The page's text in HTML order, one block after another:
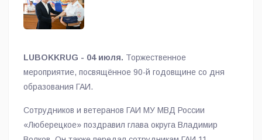
профессиональным
праздником
LUBOKKRUG - 04 июля. Торжественное
мероприятие, посвящённое 90-й годовщине со дня
образования ГАИ.
Сотрудников и ветеранов ГАИ МУ МВД России
«Люберецкое» поздравил глава округа Владимир